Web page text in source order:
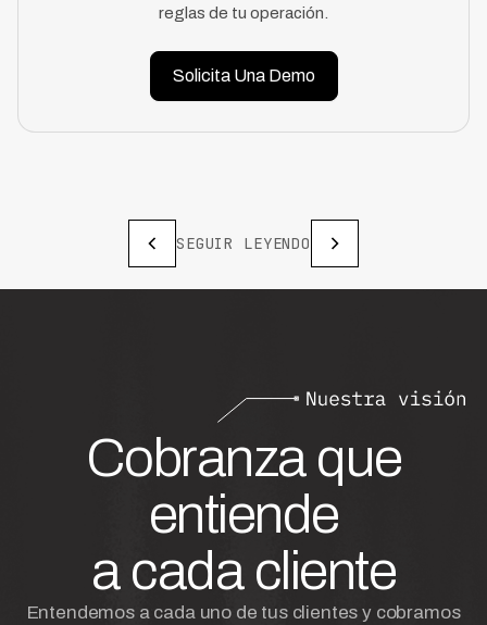
reglas de tu operación.
Solicita Una Demo
SEGUIR LEYENDO
Cobranza que
entiende
a cada cliente
Entendemos a cada uno de tus clientes y cobramos